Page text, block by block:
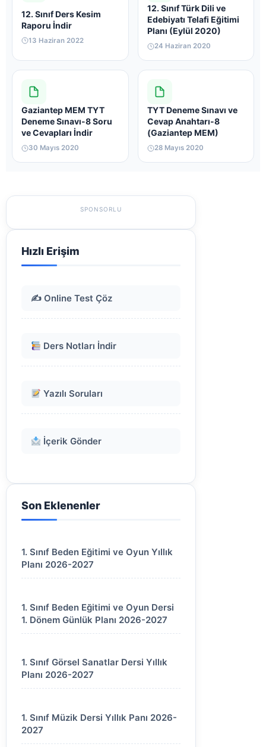
12. Sınıf Ders Kesim
Raporu İndir
13 Haziran 2022
12. Sınıf Türk Dili ve
Edebiyatı Telafi Eğitimi
Planı (Eylül 2020)
24 Haziran 2020
Gaziantep MEM TYT
Deneme Sınavı-8 Soru
ve Cevapları İndir
30 Mayıs 2020
TYT Deneme Sınavı ve
Cevap Anahtarı-8
(Gaziantep MEM)
28 Mayıs 2020
SPONSORLU
Hızlı Erişim
✍️ Online Test Çöz
Ders Notları İndir
Yazılı Soruları
İçerik Gönder
Son Eklenenler
1. Sınıf Beden Eğitimi ve Oyun Yıllık
Planı 2026-2027
1. Sınıf Beden Eğitimi ve Oyun Dersi
1. Dönem Günlük Planı 2026-2027
1. Sınıf Görsel Sanatlar Dersi Yıllık
Planı 2026-2027
1. Sınıf Müzik Dersi Yıllık Panı 2026-
2027